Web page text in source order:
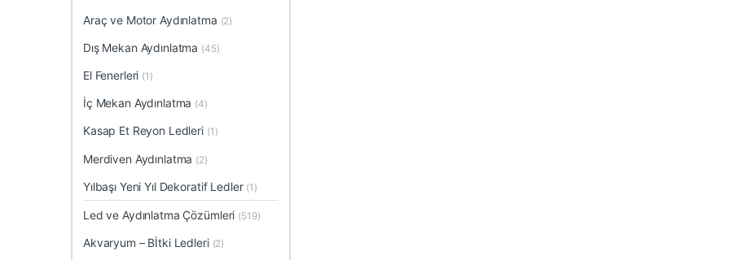
Araç ve Motor Aydınlatma (2)
Dış Mekan Aydınlatma (45)
El Fenerleri (1)
İç Mekan Aydınlatma (4)
Kasap Et Reyon Ledleri (1)
Merdiven Aydınlatma (2)
Yılbaşı Yeni Yıl Dekoratif Ledler (1)
Led ve Aydınlatma Çözümleri (519)
Akvaryum – Bİtki Ledleri (2)